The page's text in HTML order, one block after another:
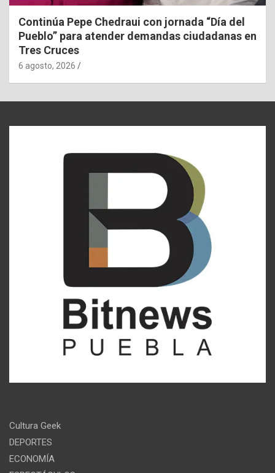
Continúa Pepe Chedraui con jornada “Día del
Pueblo” para atender demandas ciudadanas en
Tres Cruces
6 agosto, 2026
Cultura Geek
DEPORTES
ECONOMÍA